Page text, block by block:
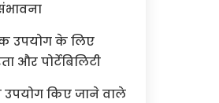
उपयोग के लिए
और पोर्टेबिलिटी
उपयोग किए जाने वाले